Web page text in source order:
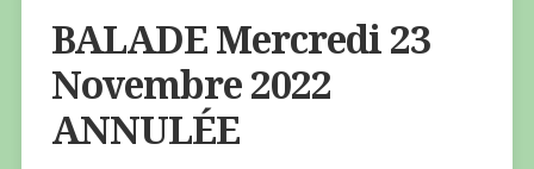
BALADE Mercredi 23
Novembre 2022
ANNULÉE